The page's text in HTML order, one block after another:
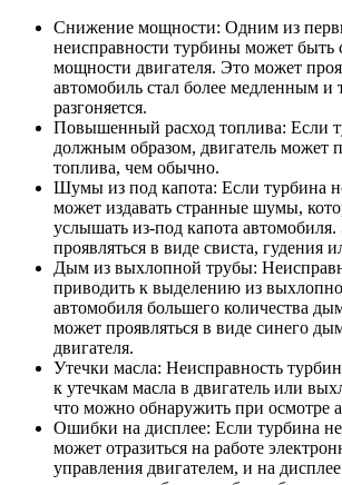
Снижение мощности: Одним из
неисправности турбины может быть
мощности двигателя. Это может
автомобиль стал более медленным и
разгоняется.
Повышенный расход топлива: Если
должным образом, двигатель может
топлива, чем обычно.
Шумы из под капота: Если турбина
может издавать странные шумы,
услышать из-под капота
проявляться в виде свиста, гудения
Дым из выхлопной трубы:
приводить к выделению из
автомобиля большего количества
может проявляться в виде синего
двигателя.
Утечки масла: Неисправность
к утечкам масла в двигатель или
что можно обнаружить при осмотре
Ошибки на дисплее: Если турбина
может отразиться на работе
управления двигателем, и на